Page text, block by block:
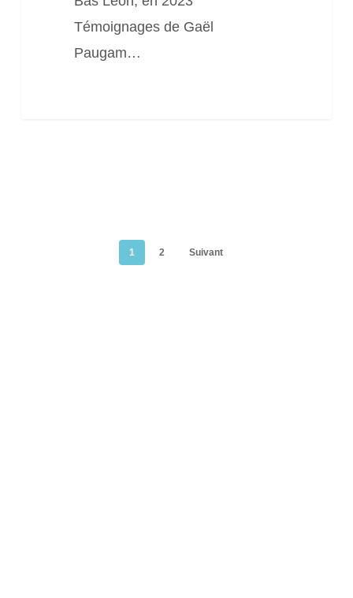
Témoignages de Gaël
Paugam…
1 2 Suivant